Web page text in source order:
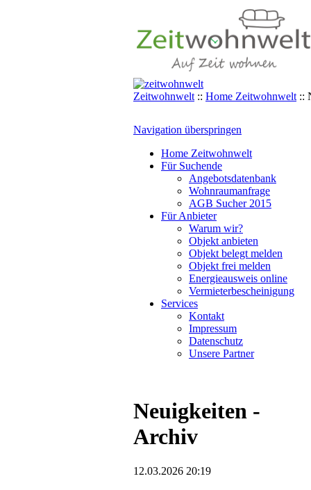
Zeitwohnwelt :: Home Zeitwohnwelt ::
Navigation überspringen
Home Zeitwohnwelt
Für Suchende
Angebotsdatenbank
Wohnraumanfrage
AGB Sucher 2015
Für Anbieter
Warum wir?
Objekt anbieten
Objekt belegt melden
Objekt frei melden
Energieausweis online
Vermieterbescheinigung
Services
Kontakt
Impressum
Datenschutz
Unsere Partner
Neuigkeiten -
Archiv
12.03.2026 20:19